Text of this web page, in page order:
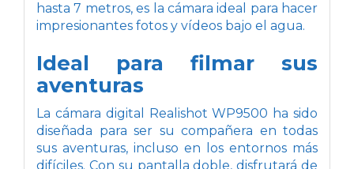
hasta 7 metros, es la cámara ideal para hacer
impresionantes fotos y vídeos bajo el agua.
Ideal para filmar sus
aventuras
La cámara digital Realishot WP9500 ha sido
diseñada para ser su compañera en todas
sus aventuras, incluso en los entornos más
difíciles. Con su pantalla doble, disfrutará de